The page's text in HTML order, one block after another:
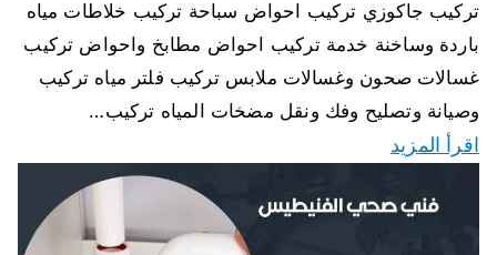
تركيب جاكوزي تركيب احواض سباحة تركيب خلاطات مياه
باردة وساخنة خدمة تركيب احواض مطابخ واحواض تركيب
غسالات صحون وغسالات ملابس تركيب فلتر مياه تركيب
وصيانة وتصليح وفك ونقل مضخات المياه تركيب…
اقرأ المزيد